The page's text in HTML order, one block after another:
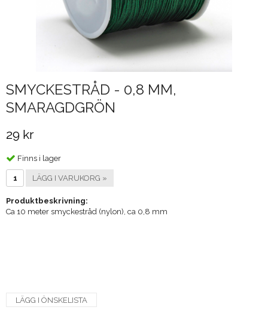
SMYCKESTRÅD - 0,8 MM,
SMARAGDGRÖN
29 kr
Finns i lager
LÄGG I VARUKORG »
Produktbeskrivning:
Ca 10 meter smyckestråd (nylon), ca 0,8 mm
LÄGG I ÖNSKELISTA